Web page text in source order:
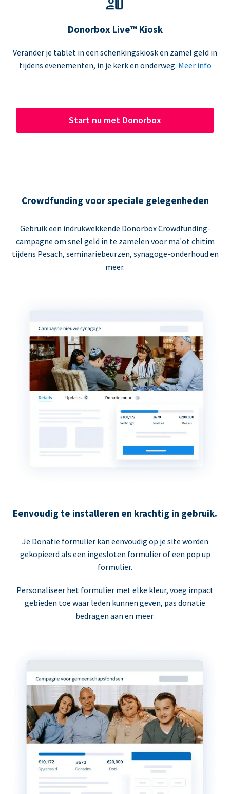
Donorbox Live™ Kiosk
Verander je tablet in een schenkingskiosk en zamel geld in
tijdens evenementen, in je kerk en onderweg. Meer info
Start nu met Donorbox
Crowdfunding voor speciale gelegenheden
Gebruik een indrukwekkende Donorbox Crowdfunding-
campagne om snel geld in te zamelen voor ma'ot chitim
tijdens Pesach, seminariebeurzen, synagoge-onderhoud en
meer.
Eenvoudig te installeren en krachtig in gebruik.
Je Donatie formulier kan eenvoudig op je site worden
gekopieerd als een ingesloten formulier of een pop up
formulier.
Personaliseer het formulier met elke kleur, voeg impact
gebieden toe waar leden kunnen geven, pas donatie
bedragen aan en meer.